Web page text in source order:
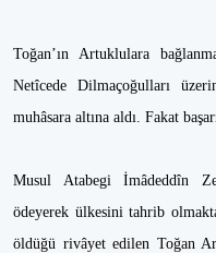
Toğan’ın Artuklulara
Netîcede Dilmaçoğulları
muhâsara altına aldı. Fakat
Musul Atabegi İmâdeddîn
ödeyerek ülkesini tahrib
öldüğü rivâyet edilen Toğan